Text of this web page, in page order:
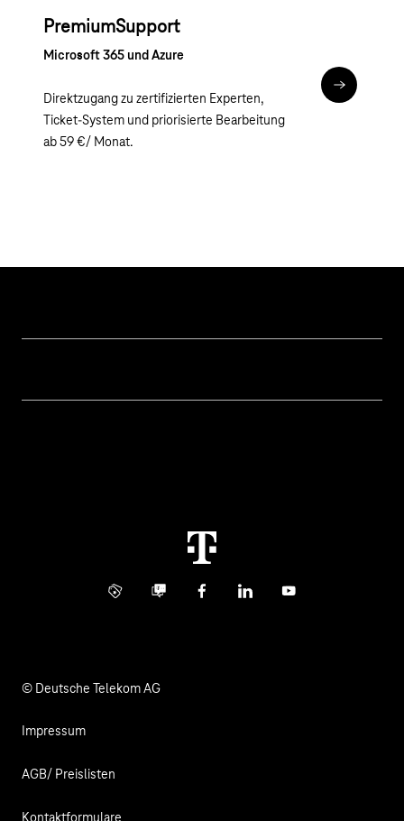
PremiumSupport
Microsoft 365 und Azure
Direktzugang zu zertifizierten Experten,
Ticket-System und priorisierte Bearbeitung
ab 59 €/ Monat.
Mehr
Info ServiceBusiness Community
FacebookLinkedInYouTube
© Deutsche Telekom AG
Impressum
AGB/ Preislisten